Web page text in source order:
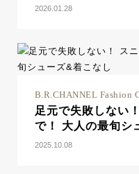
2026.01.28
B.R.CHANNEL
足元で失敗しない
で！ 大人の最旬シ
2025.10.08